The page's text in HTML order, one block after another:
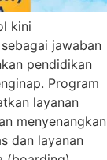
kini
jawaban
pendidikan
Program
layanan
menyenangkan
dan layanan